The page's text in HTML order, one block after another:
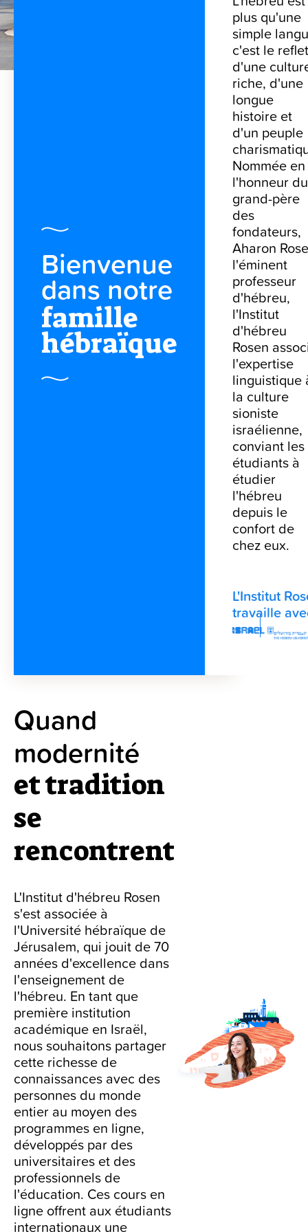
Bienvenue
dans notre
famille
hébraïque
plus qu'une
simple
c'est le reflet
d'une
riche, d'une
longue
histoire et
d'un peuple
Nommée en
l'honneur du
grand-père
des
fondateurs,
Aharon
l'éminent
professeur
d'hébreu,
l'Institut
d'hébreu
Rosen
l'expertise
linguistique
la culture
sioniste
israélienne,
conviant les
étudiants à
étudier
l'hébreu
depuis le
confort de
chez eux.
L'Institut
travaille
Quand
modernité
et tradition
se
rencontrent
L'Institut d'hébreu Rosen
s'est associée à
l'Université hébraïque de
Jérusalem, qui jouit de 70
années d'excellence dans
l'enseignement de
l'hébreu. En tant que
première institution
académique en Israël,
nous souhaitons partager
cette richesse de
connaissances avec des
personnes du monde
entier au moyen des
programmes en ligne,
développés par des
universitaires et des
professionnels de
l'éducation. Ces cours en
ligne offrent aux étudiants
internationaux une